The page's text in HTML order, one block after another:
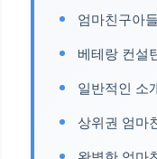
엄마친구아
베테랑 컨설
일반적인 소
상위권 엄마